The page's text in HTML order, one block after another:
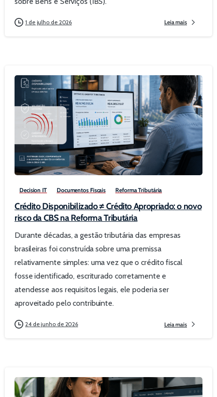
1 de julho de 2026 Leia mais
0
Decision IT Documentos Fiscais Reforma Tributária
Crédito Disponibilizado ≠ Crédito Apropriado: o novo
risco da CBS na Reforma Tributária
Durante décadas, a gestão tributária das empresas
brasileiras foi construída sobre uma premissa
relativamente simples: uma vez que o crédito fiscal
fosse identificado, escriturado corretamente e
atendesse aos requisitos legais, ele poderia ser
aproveitado pelo contribuinte.
24 de junho de 2026 Leia mais